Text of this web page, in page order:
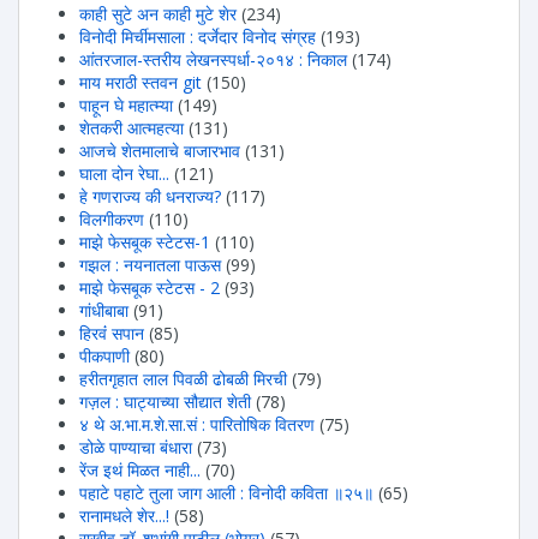
काही सुटे अन काही मुटे शेर (234)
विनोदी मिर्चीमसाला : दर्जेदार विनोद संग्रह (193)
आंतरजाल-स्तरीय लेखनस्पर्धा-२०१४ : निकाल (174)
माय मराठी स्तवन git (150)
पाहून घे महात्म्या (149)
शेतकरी आत्महत्या (131)
आजचे शेतमालाचे बाजारभाव (131)
घाला दोन रेघा... (121)
हे गणराज्य की धनराज्य? (117)
विलगीकरण (110)
माझे फेसबूक स्टेटस-1 (110)
गझल : नयनातला पाऊस (99)
माझे फेसबूक स्टेटस - 2 (93)
गांधीबाबा (91)
हिरवंं सपान (85)
पीकपाणी (80)
हरीतगृहात लाल पिवळी ढोबळी मिरची (79)
गज़ल : घाट्याच्या सौद्यात शेती (78)
४ थे अ.भा.म.शे.सा.सं : पारितोषिक वितरण (75)
डोळे पाण्याचा बंधारा (73)
रेंज इथं मिळत नाही... (70)
पहाटे पहाटे तुला जाग आली : विनोदी कविता ॥२५॥ (65)
रानामधले शेर...! (58)